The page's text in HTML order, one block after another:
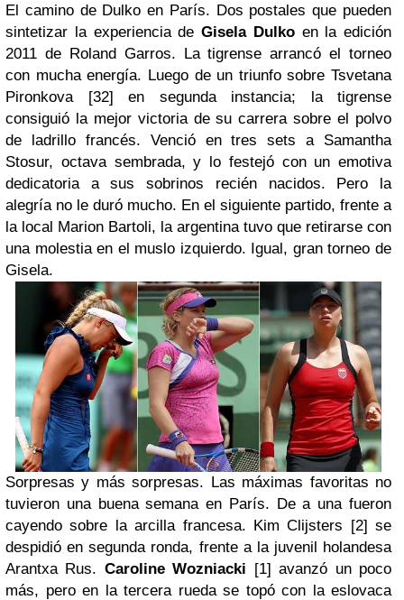
El camino de Dulko en París. Dos postales que pueden
sintetizar la experiencia de Gisela Dulkoen la edición
2011 de Roland Garros. La tigrense arrancó el torneo
con mucha energía. Luego de un triunfo sobre Tsvetana
Pironkova [32] en segunda instancia; la tigrense
consiguió la mejor victoria de su carrera sobre el polvo
de ladrillo francés. Venció en tres sets a Samantha
Stosur, octava sembrada, y lo festejó con un emotiva
dedicatoria a sus sobrinos recién nacidos. Pero la
alegría no le duró mucho. En el siguiente partido, frente a
la local Marion Bartoli, la argentina tuvo que retirarse con
una molestia en el muslo izquierdo. Igual, gran torneo de
Gisela.
Sorpresas y más sorpresas.
Las máximas favoritas no
tuvieron una buena semana en París. De a una fueron
cayendo sobre la arcilla francesa. Kim Clijsters [2] se
despidió en segunda ronda, frente a la juvenil holandesa
Arantxa Rus. Caroline Wozniacki [1] avanzó un poco
más, pero en la tercera rueda se topó con la eslovaca